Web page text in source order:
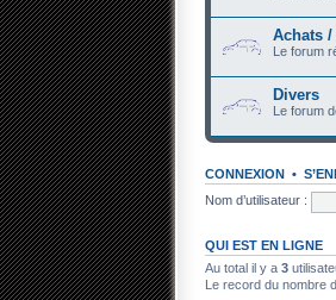
Achats /
Le forum
Divers
Le forum
CONNEXION •
Nom d’utilisateur :
QUI EST EN LIGNE
Au total il y a 3
Le record du nombre